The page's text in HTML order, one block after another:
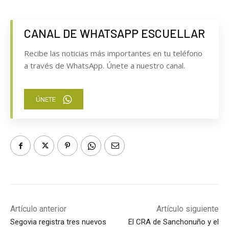
CANAL DE WHATSAPP ESCUELLAR
Recibe las noticias más importantes en tu teléfono
a través de WhatsApp. Únete a nuestro canal.
ÚNETE
Artículo anterior
Segovia registra tres nuevos
Artículo siguiente
El CRA de Sanchonuño y el